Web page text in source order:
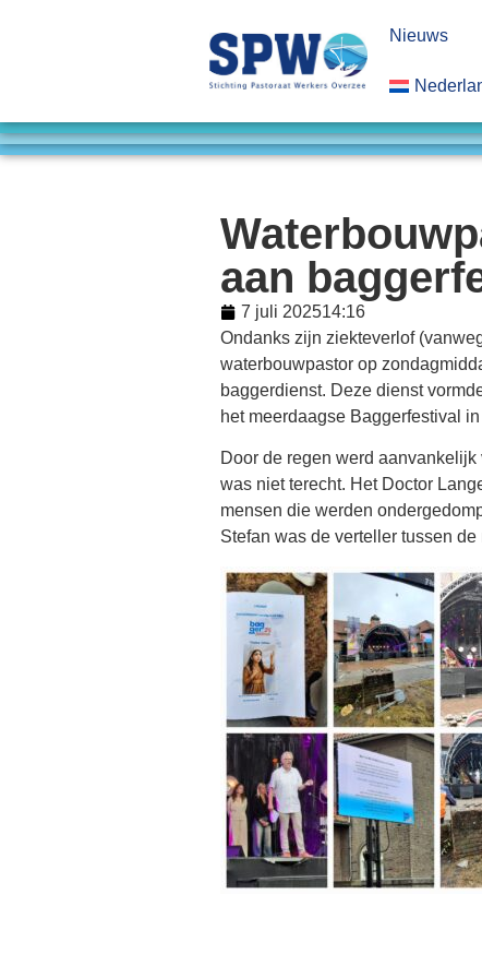
Nieuws
aan
7 juli 202514:16
Ondanks zijn ziekteverlof
waterbouwpastor op
baggerdienst. Deze dienst
het meerdaagse Baggerfestival
Door de regen werd
was niet terecht. Het Doctor
mensen die werden
Stefan was de verteller tussen